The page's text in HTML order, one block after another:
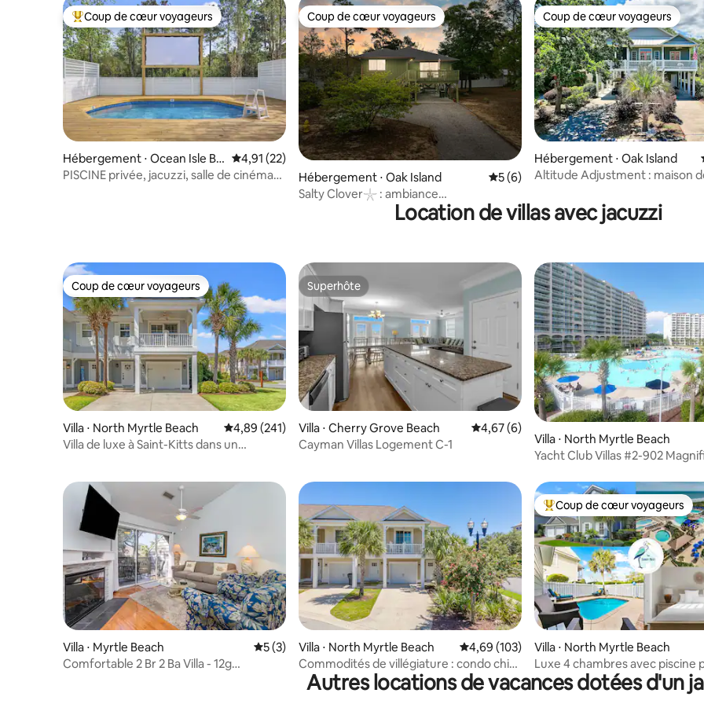
Coups de cœur voyageurs les plus appréciés
Coup de cœur voyageurs
Hébergement ⋅ Ocean Isle Be
ach
Évaluation moyenne sur la base de 22 commentaires : 4,91 sur 5
4,91 (22)
PISCINE privée, jacuzzi, salle de cinéma
Coup de cœur voyageurs
Coup de cœur voyageurs
Hébergement ⋅ Oak Island Évaluation moyenne sur la base de 6
5 (6)
Salty Clover𓇼 : ambiance
vintage + confort moderne
Coup de cœur voyageurs
Coup de cœur voyageurs
Hébergement ⋅ Oak Island
Altitude Adjustment : maison
10 personnes
Location de villas avec jacuzzi
Coup de cœur voyageurs
Coup de cœur voyageurs
Villa ⋅ North Myrtle Beach Évaluation moyenne sur la base de 241 commentaires : 4,89 sur 5
4,89 (241)
Villa de luxe à Saint-Kitts dans un
Superhôte
Superhôte
Villa ⋅ Cherry Grove Beach Évaluation moyenne sur la base de 6
4,67 (6)
Cayman Villas Logement C-1
Villa ⋅ North Myrtle Beach
Yacht Club Villas #2-902
Villa ⋅ Myrtle Beach Évaluation moyenne sur la base de 3 commentaires : 5 sur 5
5 (3)
Comfortable 2 Br 2 Ba Villa - 12g
Villa ⋅ North Myrtle Beach Évaluation moyenne sur la base de 103
4,69 (103)
Commodités de villégiature : condo chic
à North Myrtle Beach !
Coups de cœur voyageurs les
Coup de cœur voyageurs
Villa ⋅ North Myrtle Beach
Luxe 4 chambres avec piscine
complexe en bord de mer
Autres locations de vacances dotées d'un